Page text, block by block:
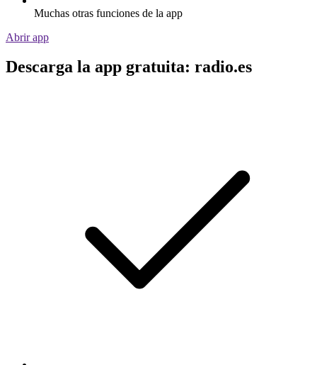
Muchas otras funciones de la app
Abrir app
Descarga la app gratuita: radio.es